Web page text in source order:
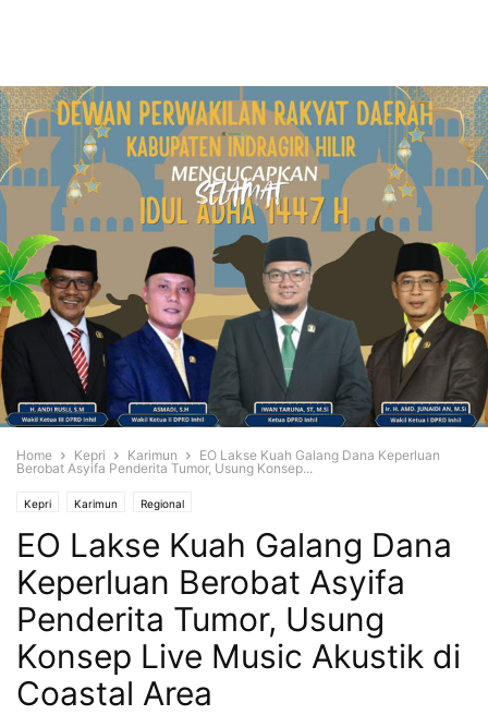
Home Kepri Karimun
EO Lakse Kuah Galang Dana Keperluan
Berobat Asyifa Penderita Tumor, Usung Konsep...
Kepri Karimun Regional
EO Lakse Kuah Galang Dana
Keperluan Berobat Asyifa
Penderita Tumor, Usung
Konsep Live Music Akustik di
Coastal Area